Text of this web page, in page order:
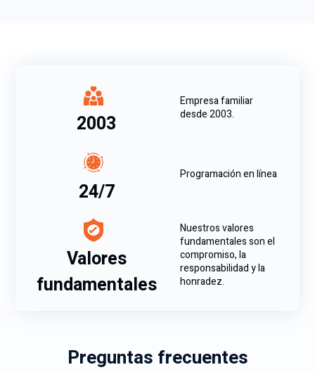
2003
Empresa familiar
desde 2003.
24/7
Programación en línea
Valores
fundamentales
Nuestros valores
fundamentales son el
compromiso, la
responsabilidad y la
honradez.
Preguntas frecuentes